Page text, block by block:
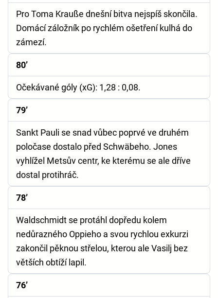
Pro Toma Krauße dnešní bitva nejspíš skončila.
Domácí záložník po rychlém ošetření kulhá do
zámezí.
80’
Očekávané góly (xG): 1,28 : 0,08.
79’
Sankt Pauli se snad vůbec poprvé ve druhém
poločase dostalo před Schwäbeho. Jones
vyhlížel Metsův centr, ke kterému se ale dříve
dostal protihráč.
78’
Waldschmidt se protáhl dopředu kolem
nedůrazného Oppieho a svou rychlou exkurzi
zakončil pěknou střelou, kterou ale Vasilj bez
větších obtíží lapil.
76’